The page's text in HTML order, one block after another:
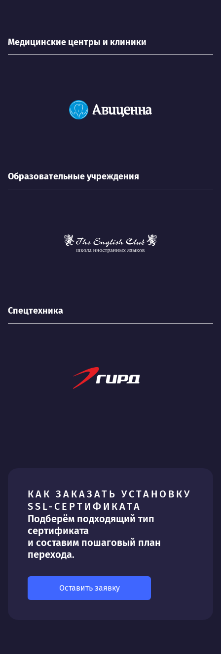
Медицинские центры и клиники
Образовательные учреждения
Спецтехника
КАК ЗАКАЗАТЬ УСТАНОВКУ
SSL-СЕРТИФИКАТА
Подберём подходящий тип
сертификата
и составим пошаговый план
перехода.
Оставить заявку